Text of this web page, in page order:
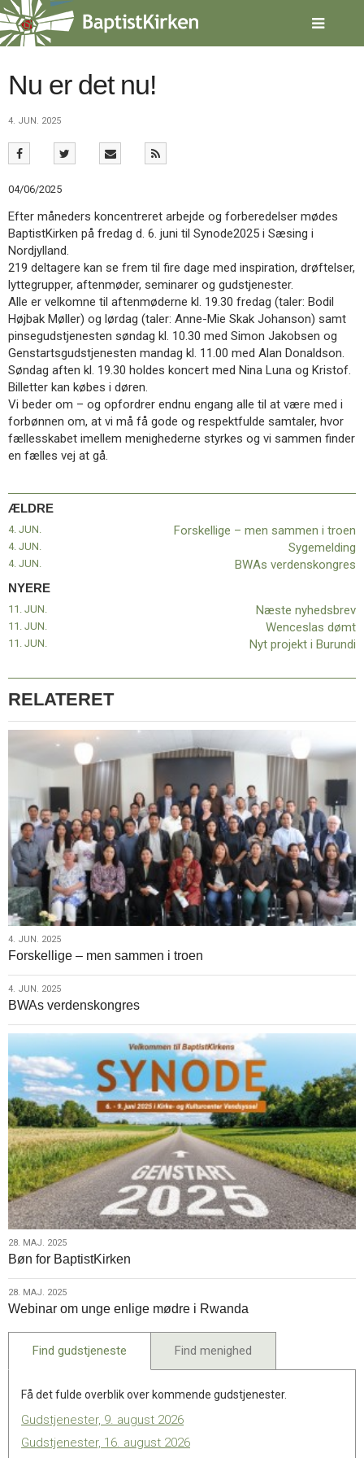
Spring
menu
over
gå
tilbage
forsiden
2.0:
Nyheder
3.0:
Kalender
4.0:
Inspiration
5.0:
Værktøjskassen
6.0:
Mission
7.0:
Om
BaptistKirken
8.0:
Kontakt
9.0:
Forside
10.0:
Nyheder
11.0:
Kalender
12.0:
Inspiration
13.0:
Værktøjskassen
14.0:
Mission
15.0:
Om
BaptistKirken
Næste
Næste
nyhedsbrev
indlæg:
Forskellige
men
sammen
Nu er det nu!
4. JUN. 2025
04/06/2025
Efter måneders koncentreret arbejde og forberedelser mødes
BaptistKirken på fredag d. 6. juni til Synode2025 i Sæsing i
Nordjylland.
219 deltagere kan se frem til fire dage med inspiration, drøftelser,
lyttegrupper, aftenmøder, seminarer og gudstjenester.
Alle er velkomne til aftenmøderne kl. 19.30 fredag (taler: Bodil
Højbak Møller) og lørdag (taler: Anne-Mie Skak Johanson) samt
pinsegudstjenesten søndag kl. 10.30 med Simon Jakobsen og
Genstartsgudstjenesten mandag kl. 11.00 med Alan Donaldson.
Søndag aften kl. 19.30 holdes koncert med Nina Luna og Kristof.
Billetter kan købes i døren.
Vi beder om – og opfordrer endnu engang alle til at være med i
forbønnen om, at vi må få gode og respektfulde samtaler, hvor
fællesskabet imellem menighederne styrkes og vi sammen finder
en fælles vej at gå.
ÆLDRE
4. JUN. Forskellige – men sammen i troen
4. JUN. Sygemelding
4. JUN. BWAs verdenskongres
NYERE
Næste nyhedsbrev
11. JUN.
Wenceslas dømt
11. JUN.
Nyt projekt i Burundi
11. JUN.
RELATERET
4.
jun.
2025
4. JUN. 2025
Forskellige – men sammen i troen
4.
jun.
2025
4. JUN. 2025
BWAs verdenskongres
28.
maj.
2025
28. MAJ. 2025
Bøn for BaptistKirken
28.
maj.
28. MAJ. 2025
Webinar om unge enlige mødre i Rwanda
Find gudstjeneste Find menighed
Få det fulde overblik over kommende gudstjenester.
Gudstjenester, 9. august 2026
Gudstjenester, 16. august 2026